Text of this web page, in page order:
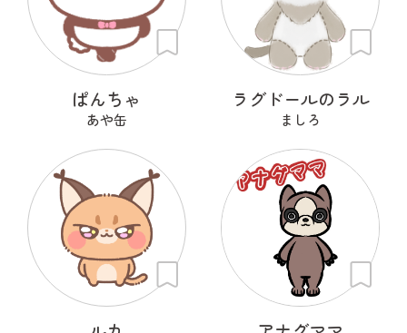
ぱんちゃ
あや缶
ラグドールのラル
ましろ